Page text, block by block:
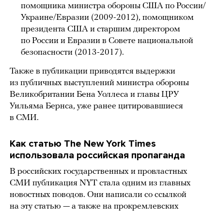
помощника министра обороны США по России/
Украине/Евразии (2009-2012), помощником
президента США и старшим директором
по России и Евразии в Совете национальной
безопасности (2013-2017).
Также в публикации приводятся выдержки
из публичных выступлений министра обороны
Великобритании Бена Уоллеса и главы ЦРУ
Уильяма Бернса, уже ранее цитировавшиеся
в СМИ.
Как статью The New York Times
использовала российская пропаганда
В российских государственных и провластных
СМИ публикация NYT стала одним из главных
новостных поводов. Они написали со ссылкой
на эту статью — а также на прокремлевских